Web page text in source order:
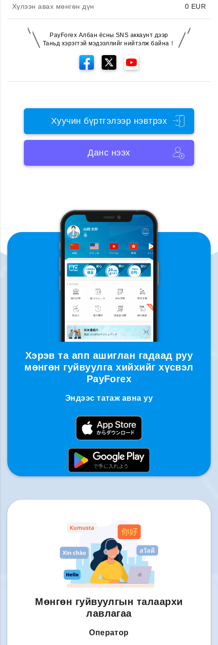
Хүлээн авах мөнгөн дүн 0 EUR
PayForex Албан ёсны SNS аккаунт дээр
Таньд хэрэгтэй мэдээллийг нийтэлж байна！
Хуучин бүртгэлээр нэвтрэх
Данс нээх
Хэрэв та апп ашиглан гадаад руу
мөнгөн гуйвуулга хийхийг хүсвэл
PayForex
Эндээс татаж авна уу
Мөнгөн гуйвуулгын талаархи
лавлагаа
Оператор